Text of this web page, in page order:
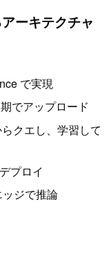
ーキテクチャ
で実現
でアップロード
クエし、学習して
プロイ
ジで推論